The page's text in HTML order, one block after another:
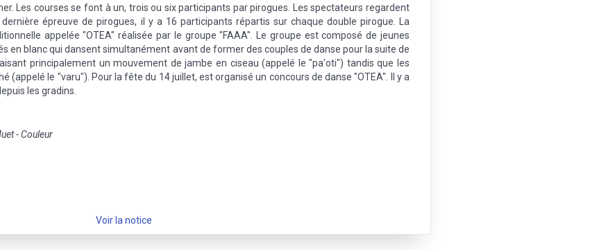
Les courses se font à un, trois ou six participants par pirogues. Les spectateurs regardent
épreuve de pirogues, il y a 16 participants répartis sur chaque double pirogue. La
appelée "OTEA" réalisée par le groupe "FAAA". Le groupe est composé de jeunes
en blanc qui dansent simultanément avant de former des couples de danse pour la suite de
principalement un mouvement de jambe en ciseau (appelé le "pa'oti") tandis que les
(appelé le "varu"). Pour la fête du 14 juillet, est organisé un concours de danse "OTEA". Il y a
les gradins.
- Couleur
Voir la notice